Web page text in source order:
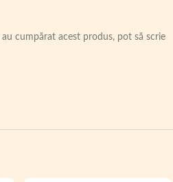
cumpărat acest produs, pot să scrie